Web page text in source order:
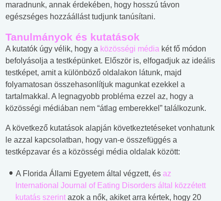
maradnunk, annak érdekében, hogy hosszú távon
egészséges hozzáállást tudjunk tanúsítani.
Tanulmányok és kutatások
A kutatók úgy vélik, hogy a közösségi média két fő módon
befolyásolja a testképünket. Először is, elfogadjuk az ideális
testképet, amit a különböző oldalakon látunk, majd
folyamatosan összehasonlítjuk magunkat ezekkel a
tartalmakkal. A legnagyobb probléma ezzel az, hogy a
közösségi médiában nem “átlag emberekkel” találkozunk.
A következő kutatások alapján következtetéseket vonhatunk
le azzal kapcsolatban, hogy van-e összefüggés a
testképzavar és a közösségi média oldalak között:
A Florida Állami Egyetem által végzett, és az
International Journal of Eating Disorders által közzétett
kutatás szerint azok a nők, akiket arra kértek, hogy 20